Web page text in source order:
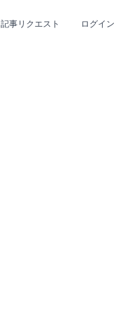
記事リクエスト ログイン